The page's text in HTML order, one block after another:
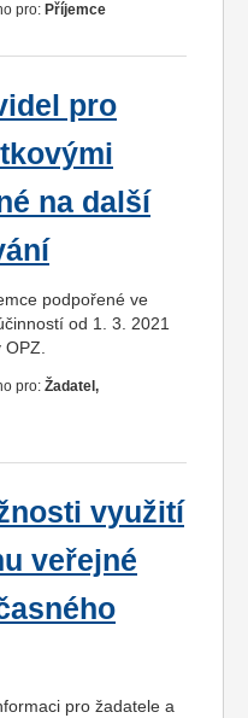
pro: Příjemce
pro
na další
podpořené ve
od 1. 3. 2021
pro: Žadatel,
využití
veřejné
pro žadatele a